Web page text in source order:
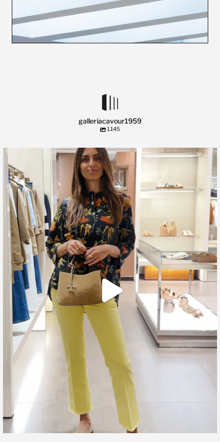
galleriacavour1959
1.145
🍃 Entriamo da Dev in @galleriacavour1959 a...
39 2